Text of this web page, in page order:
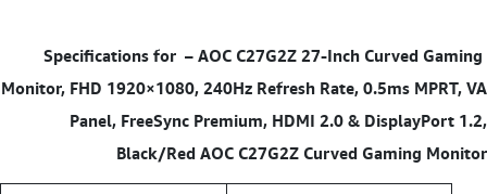
– AOC C27G2Z 27-Inch Curved Gaming
Monitor, FHD 1920×1080, 240Hz Refresh Rate, 0.5ms MPRT, VA
Panel, FreeSync Premium, HDMI 2.0 & DisplayPort 1.2,
Black/Red AOC C27G2Z Curved Gaming Monitor